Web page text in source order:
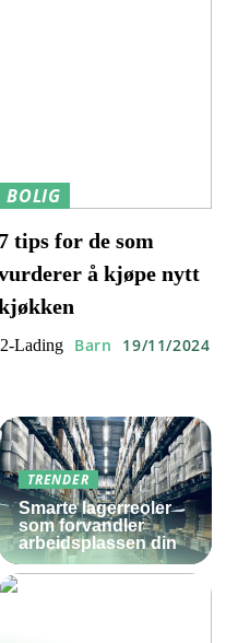
BOLIG
7 tips for de som
å kjøpe nytt
Lading Barn 19/11/2024
TRENDER
Smarte lagerreoler
som forvandler
arbeidsplassen din